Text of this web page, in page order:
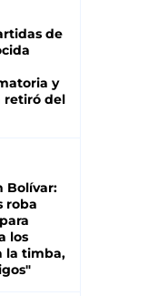
de
y
retiró del
Bolívar:
roba
los
la timba,